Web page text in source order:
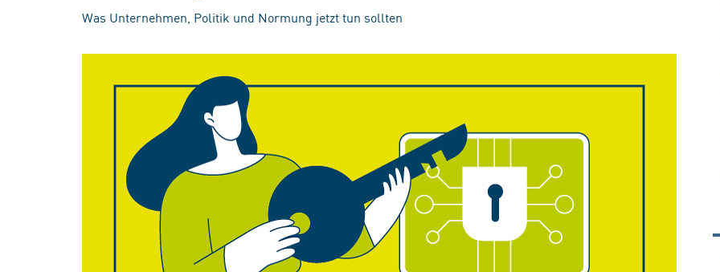
Was Unternehmen, Politik und Normung jetzt tun sollten